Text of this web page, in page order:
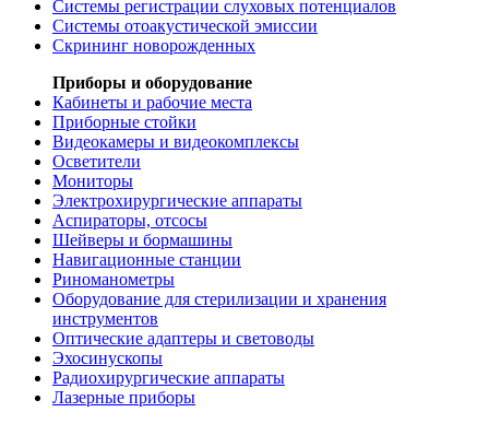
Системы регистрации слуховых потенциалов
Системы отоакустической эмиссии
Скрининг новорожденных
Приборы и оборудование
Кабинеты и рабочие места
Приборные стойки
Видеокамеры и видеокомплексы
Осветители
Мониторы
Электрохирургические аппараты
Аспираторы, отсосы
Шейверы и бормашины
Навигационные станции
Риноманометры
Оборудование для стерилизации и хранения
инструментов
Оптические адаптеры и световоды
Эхосинускопы
Радиохирургические аппараты
Лазерные приборы